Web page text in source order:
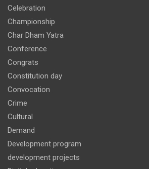
Celebration
Championship
Char Dham Yatra
Conference
Congrats
Constitution day
Convocation
Crime
Cultural
Demand
Development program
development projects